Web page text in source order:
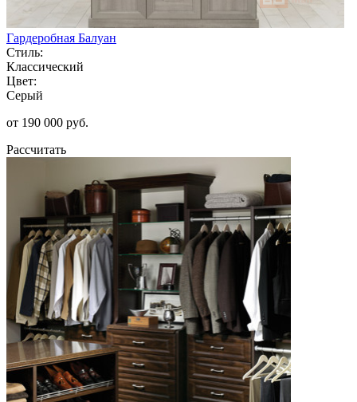
Гардеробная Балуан
Стиль:
Классический
Цвет:
Серый
от 190 000 руб.
Рассчитать